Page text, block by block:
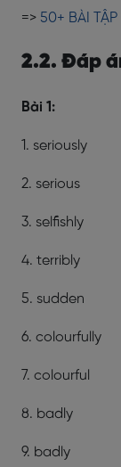
=> 50+ BÀI
2.2. Đáp
Bài 1:
1. seriously
2. serious
3. selfishly
4. terribly
5. sudden
6. colourfully
7. colourful
8. badly
9. badly